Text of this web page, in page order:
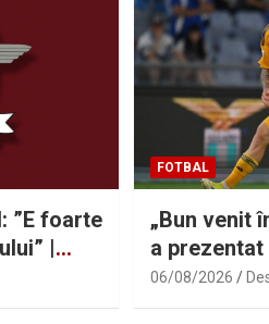
”E foarte
|
FOTBAL
„Bun venit
a
06/08/2026